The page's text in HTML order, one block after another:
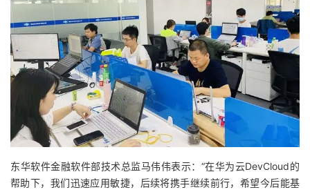
东华软件金融软件部技术总监马伟伟表示：“在华为云DevCloud的
帮助下，我们迅速应用敏捷，后续将携手继续前行，希望今后能基